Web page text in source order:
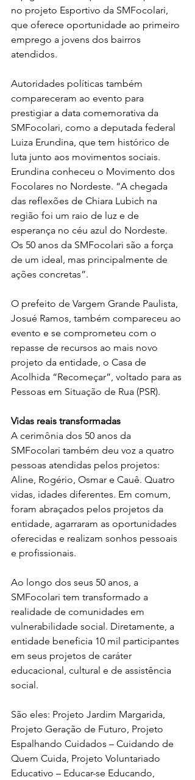
no projeto Esportivo da SMFocolari,
que oferece oportunidade ao primeiro
emprego a jovens dos bairros
atendidos.
Autoridades políticas também
compareceram ao evento para
prestigiar a data comemorativa da
SMFocolari, como a deputada federal
Luiza Erundina, que tem histórico de
luta junto aos movimentos sociais.
Erundina conheceu o Movimento dos
Focolares no Nordeste. “A chegada
das reflexões de Chiara Lubich na
região foi um raio de luz e de
esperança no céu azul do Nordeste.
Os 50 anos da SMFocolari são a força
de um ideal, mas principalmente de
ações concretas”.
O prefeito de Vargem Grande Paulista,
Josué Ramos, também compareceu ao
evento e se comprometeu com o
repasse de recursos ao mais novo
projeto da entidade, o Casa de
Acolhida “Recomeçar”, voltado para as
Pessoas em Situação de Rua (PSR).
Vidas reais transformadas
A cerimônia dos 50 anos da
SMFocolari também deu voz a quatro
pessoas atendidas pelos projetos:
Aline, Rogério, Osmar e Cauê. Quatro
vidas, idades diferentes. Em comum,
foram abraçados pelos projetos da
entidade, agarraram as oportunidades
oferecidas e realizam sonhos pessoais
e profissionais.
Ao longo dos seus 50 anos, a
SMFocolari tem transformado a
realidade de comunidades em
vulnerabilidade social. Diretamente, a
entidade beneficia 10 mil participantes
em seus projetos de caráter
educacional, cultural e de assistência
social.
São eles: Projeto Jardim Margarida,
Projeto Geração de Futuro, Projeto
Espalhando Cuidados – Cuidando de
Quem Cuida, Projeto Voluntariado
Educativo – Educar-se Educando,